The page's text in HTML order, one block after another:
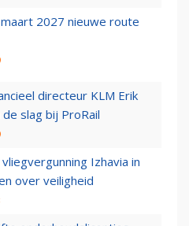
2027 nieuwe route
directeur KLM Erik
slag bij ProRail
Izhavia in
over veiligheid